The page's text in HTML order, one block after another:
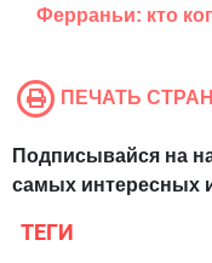
Ферраньи: кто
ПЕЧАТЬ
Подписывайся на
самых интересных
ТЕГИ